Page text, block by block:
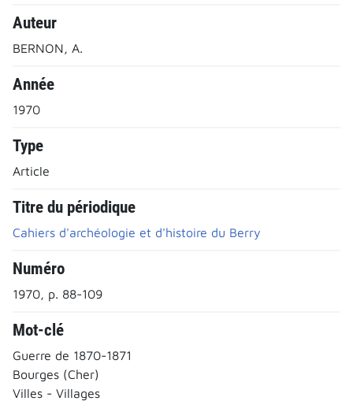
Auteur
BERNON, A.
Année
1970
Type
Article
Titre du périodique
Cahiers d'archéologie et d'histoire du Berry
Numéro
1970, p. 88-109
Mot-clé
Guerre de 1870-1871
Bourges (Cher)
Villes - Villages